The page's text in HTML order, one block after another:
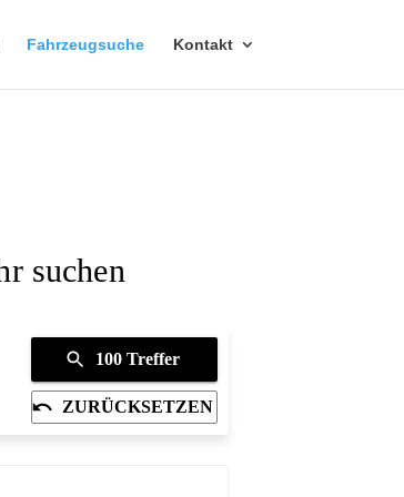
Fahrzeugsuche Kontakt
suchen
100Treffer
ZURÜCKSETZEN